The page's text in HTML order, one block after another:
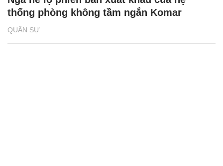
QUÂN SỰ
thống phòng không tầm ngắn Komar